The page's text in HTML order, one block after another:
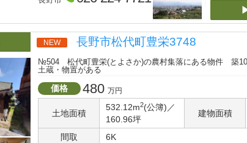
NEW 長野市松代町豊栄3748
№504 松代町豊栄(とよさか)の農村集落にある物件 築
土蔵・物置がある
価格 480 万円
土地面積
532.12m2(公簿)／
160.96坪
建物面積
間取
6K